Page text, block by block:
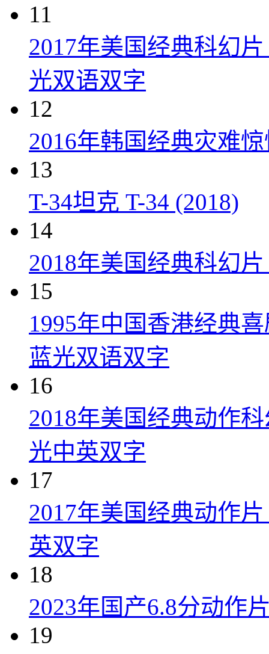
11
2017年美国经典科幻
光双语双字
12
2016年韩国经典灾难
13
T-34坦克 T-34 (2018)
14
2018年美国经典科幻
15
1995年中国香港经典
蓝光双语双字
16
2018年美国经典动作
光中英双字
17
2017年美国经典动作
英双字
18
2023年国产6.8分动作
19